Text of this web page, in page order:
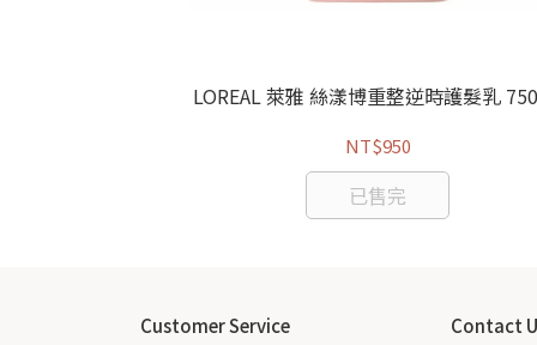
LOREAL 萊雅 絲漾博重整逆時護髮乳
NT$950
已售完
Customer Service Contact